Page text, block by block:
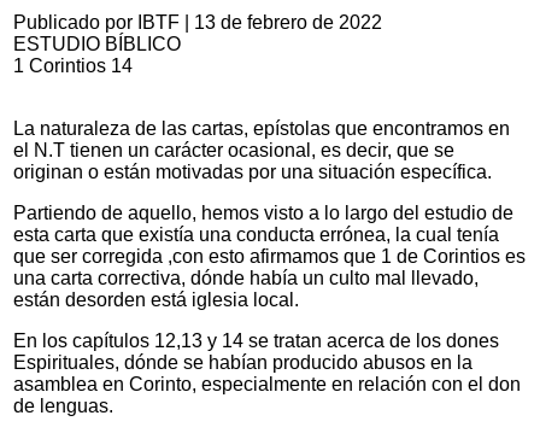
Publicado por IBTF
13 de febrero de 2022
ESTUDIO BÍBLICO
1 Corintios 14
La naturaleza de las cartas, epístolas que encontramos en
el N.T tienen un carácter ocasional, es decir, que se
originan o están motivadas por una situación específica.
Partiendo de aquello, hemos visto a lo largo del estudio de
esta carta que existía una conducta errónea, la cual tenía
que ser corregida ,con esto afirmamos que 1 de Corintios es
una carta correctiva, dónde había un culto mal llevado,
están desorden está iglesia local.
En los capítulos 12,13 y 14 se tratan acerca de los dones
Espirituales, dónde se habían producido abusos en la
asamblea en Corinto, especialmente en relación con el don
de lenguas.